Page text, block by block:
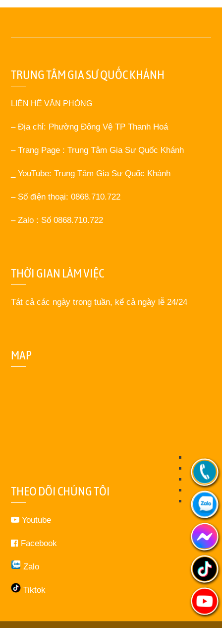
TRUNG TÂM GIA SƯ QUỐC KHÁNH
LIÊN HỆ VĂN PHÒNG
– Địa chỉ: Phường Đông Vệ TP Thanh Hoá
– Trang Page : Trung Tâm Gia Sư Quốc Khánh
_ YouTube: Trung Tâm Gia Sư Quốc Khánh
– Số điện thoại: 0868.710.722
– Zalo : Số 0868.710.722
THỜI GIAN LÀM VIỆC
Tát cả các ngày trong tuần, kể cả ngày lễ 24/24
MAP
THEO DÕI CHÚNG TÔI
Youtube
Facebook
Zalo
Tiktok